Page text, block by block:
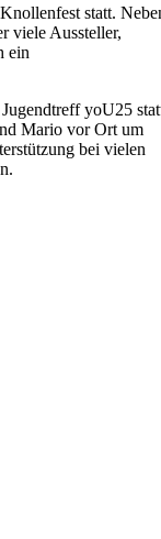
statt.
viele Aussteller,
ein
yoU25
Mario vor Ort um
bei vielen